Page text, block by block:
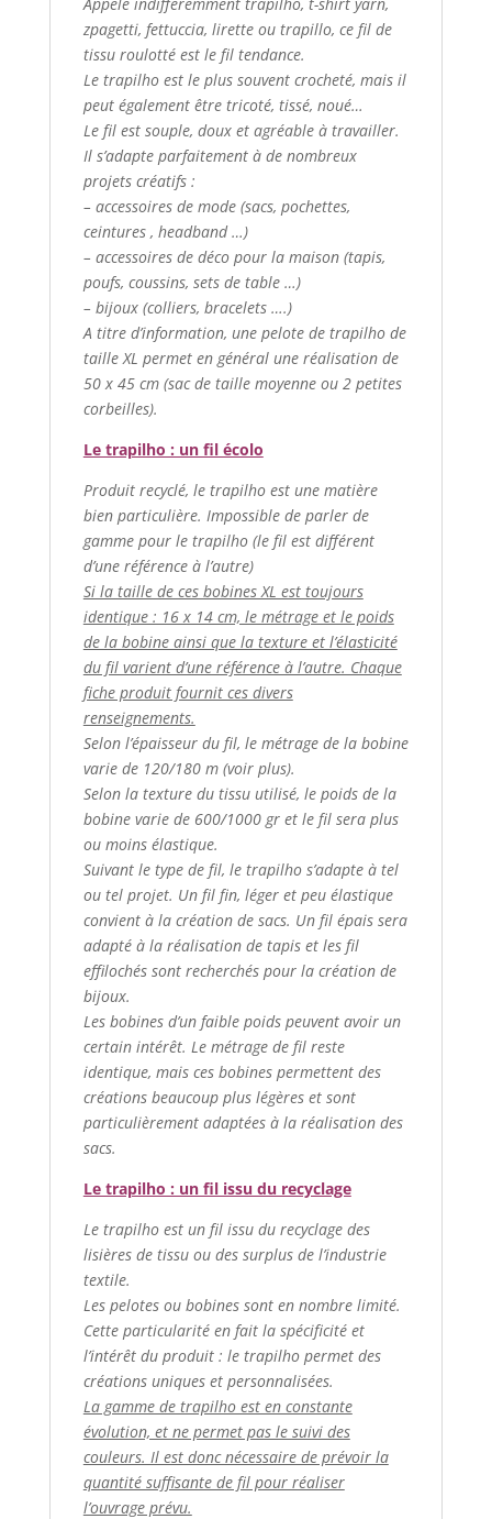
zpagetti, fettuccia, lirette ou trapillo, ce fil de
tissu roulotté est le fil tendance.
Le trapilho est le plus souvent crocheté, mais il
peut également être tricoté, tissé, noué…
Le fil est souple, doux et agréable à travailler.
Il s’adapte parfaitement à de nombreux
projets créatifs :
– accessoires de mode (sacs, pochettes,
ceintures , headband …)
– accessoires de déco pour la maison (tapis,
poufs, coussins, sets de table …)
– bijoux (colliers, bracelets ….)
A titre d’information, une pelote de trapilho de
taille XL permet en général une réalisation de
50 x 45 cm (sac de taille moyenne ou 2 petites
corbeilles).
Le trapilho : un fil écolo
Produit recyclé, le trapilho est une matière
bien particulière. Impossible de parler de
gamme pour le trapilho (le fil est différent
d’une référence à l’autre)
Si la taille de ces bobines XL est toujours
identique : 16 x 14 cm, le métrage et le poids
de la bobine ainsi que la texture et l’élasticité
du fil varient d’une référence à l’autre. Chaque
fiche produit fournit ces divers
renseignements.
Selon l’épaisseur du fil, le métrage de la bobine
varie de 120/180 m (voir plus).
Selon la texture du tissu utilisé, le poids de la
bobine varie de 600/1000 gr et le fil sera plus
ou moins élastique.
Suivant le type de fil, le trapilho s’adapte à tel
ou tel projet. Un fil fin, léger et peu élastique
convient à la création de sacs. Un fil épais sera
adapté à la réalisation de tapis et les fil
effilochés sont recherchés pour la création de
bijoux.
Les bobines d’un faible poids peuvent avoir un
certain intérêt. Le métrage de fil reste
identique, mais ces bobines permettent des
créations beaucoup plus légères et sont
particulièrement adaptées à la réalisation des
sacs.
Le trapilho : un fil issu du recyclage
Le trapilho est un fil issu du recyclage des
lisières de tissu ou des surplus de l’industrie
textile.
Les pelotes ou bobines sont en nombre limité.
Cette particularité en fait la spécificité et
l’intérêt du produit : le trapilho permet des
créations uniques et personnalisées.
La gamme de trapilho est en constante
évolution, et ne permet pas le suivi des
couleurs. Il est donc nécessaire de prévoir la
quantité suffisante de fil pour réaliser
l’ouvrage prévu.